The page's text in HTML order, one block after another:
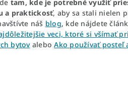
tam, kde je potrebné využiť
a praktickosť, aby sa stali nielen
náš blog, kde nájdete
veci, ktoré si všímať
bytovaleboAko používať posteľ